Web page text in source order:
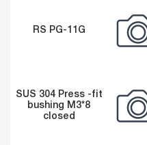
RS PG-11G
SUS 304 Press -fit
bushing M3*8
closed